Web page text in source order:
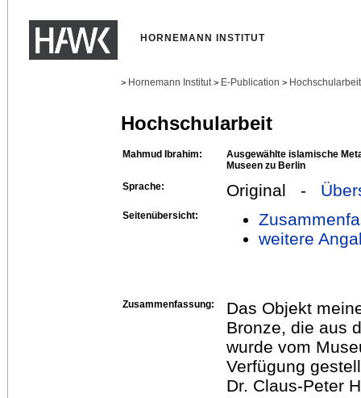
HORNEMANN INSTITUT
> Hornemann Institut > E-Publication >
Hochschularbeit
Mahmud Ibrahim:
Ausgewählte islamische
Museen zu Berlin
Sprache:
Original -
Seitenübersicht:
weitere
Zusammenfassung:
Das Objekt
Bronze, die aus
wurde vom
Verfügung
Dr. Claus-Peter